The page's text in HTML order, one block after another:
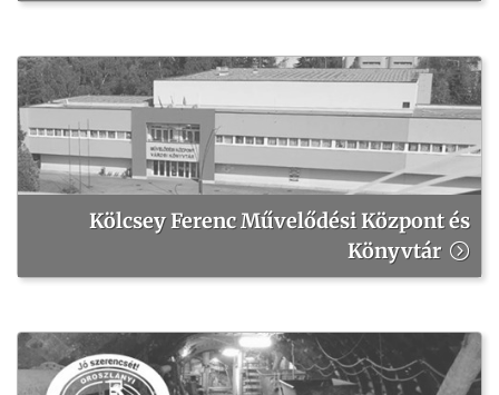
Kölcsey Ferenc Művelődési Központ és
Könyvtár